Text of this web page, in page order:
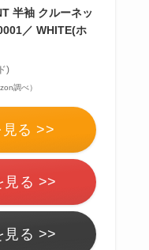
半袖 クルーネッ
／ WHITE(ホ
)
調べ）
る >>
見る >>
見る >>